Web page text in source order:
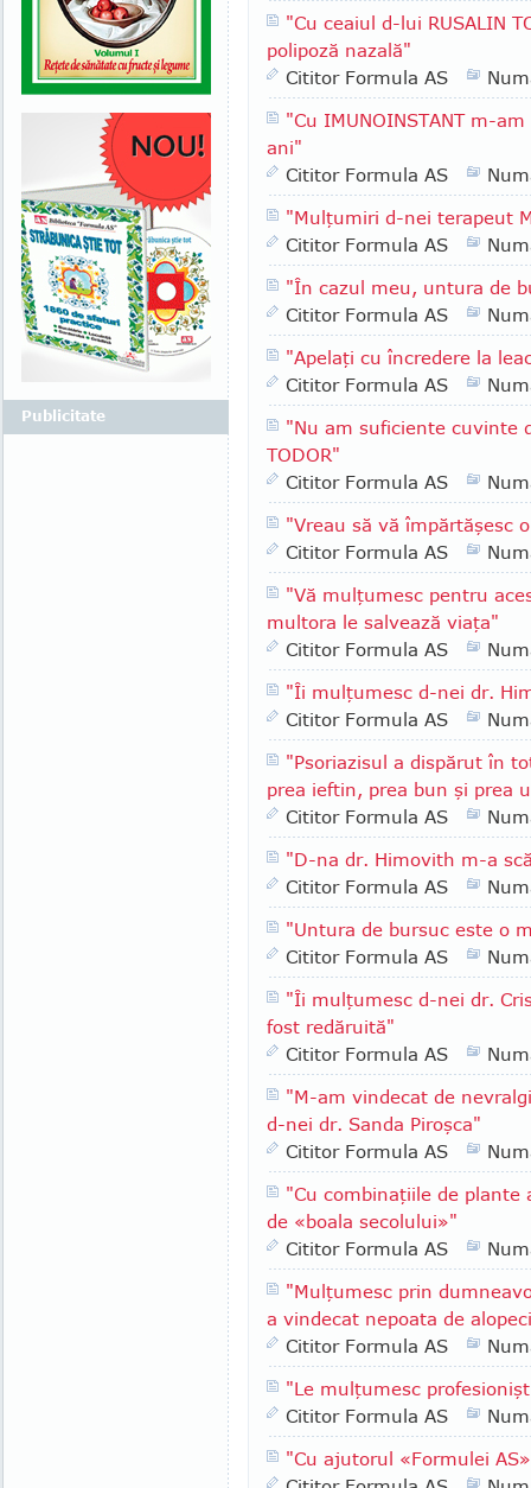
"Cu ceaiul d-lui RUSALIN
polipoză nazală"
Cititor Formula AS
"Cu IMUNOINSTANT m-
ani"
Cititor Formula AS
"Mulţumiri d-nei terapeut
Cititor Formula AS
"În cazul meu, untura de
Cititor Formula AS
"Apelaţi cu încredere la
Cititor Formula AS
"Nu am suficiente cuvinte
TODOR"
Cititor Formula AS
"Vreau să vă împărtăşesc
Cititor Formula AS
"Vă mulţumesc pentru
multora le salvează viaţa"
Cititor Formula AS
"Îi mulţumesc d-nei dr.
Cititor Formula AS
"Psoriazisul a dispărut în
prea ieftin, prea bun şi prea
Cititor Formula AS
"D-na dr. Himovith m-a
Cititor Formula AS
"Untura de bursuc este o
Cititor Formula AS
"Îi mulţumesc d-nei dr.
fost redăruită"
Cititor Formula AS
"M-am vindecat de
d-nei dr. Sanda Piroşca"
Cititor Formula AS
"Cu combinaţiile de plante
de «boala secolului»"
Cititor Formula AS
"Mulţumesc prin
a vindecat nepoata de
Cititor Formula AS
"Le mulţumesc
Cititor Formula AS
"Cu ajutorul «Formulei
Publicitate